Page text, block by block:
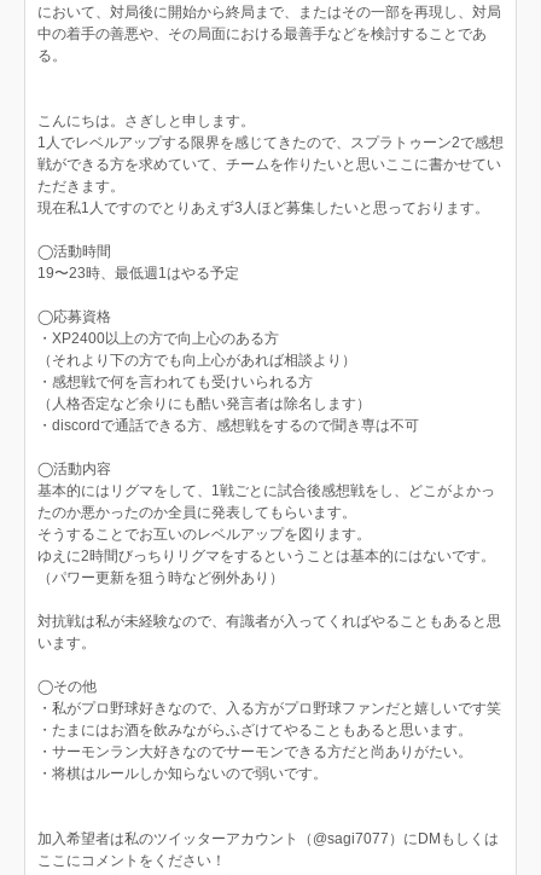
において、対局後に開始から終局まで、またはその一部を再現し、対局
中の着手の善悪や、その局面における最善手などを検討することであ
る。
こんにちは。さぎしと申します。
1人でレベルアップする限界を感じてきたので、スプラトゥーン2で感想
戦ができる方を求めていて、チームを作りたいと思いここに書かせてい
ただきます。
現在私1人ですのでとりあえず3人ほど募集したいと思っております。
◯活動時間
19〜23時、最低週1はやる予定
◯応募資格
・XP2400以上の方で向上心のある方
（それより下の方でも向上心があれば相談より）
・感想戦で何を言われても受けいられる方
（人格否定など余りにも酷い発言者は除名します）
・discordで通話できる方、感想戦をするので聞き専は不可
◯活動内容
基本的にはリグマをして、1戦ごとに試合後感想戦をし、どこがよかっ
たのか悪かったのか全員に発表してもらいます。
そうすることでお互いのレベルアップを図ります。
ゆえに2時間びっちりリグマをするということは基本的にはないです。
（パワー更新を狙う時など例外あり）
対抗戦は私が未経験なので、有識者が入ってくればやることもあると思
います。
◯その他
・私がプロ野球好きなので、入る方がプロ野球ファンだと嬉しいです笑
・たまにはお酒を飲みながらふざけてやることもあると思います。
・サーモンラン大好きなのでサーモンできる方だと尚ありがたい。
・将棋はルールしか知らないので弱いです。
加入希望者は私のツイッターアカウント（@sagi7077）にDMもしくは
ここにコメントをください！